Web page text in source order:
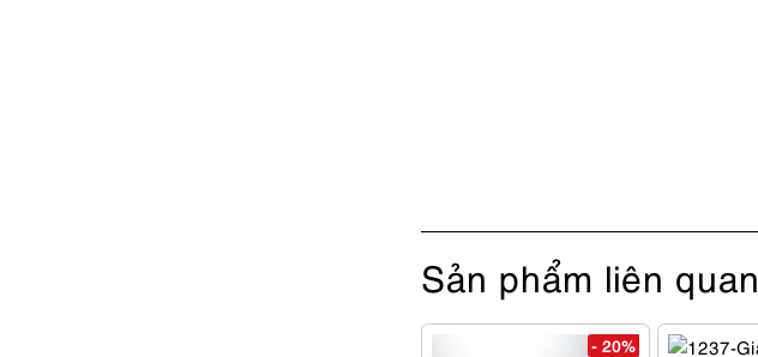
Sản phẩm liên quan
- 20%